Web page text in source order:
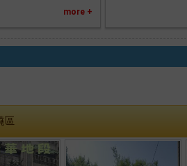
more +
區